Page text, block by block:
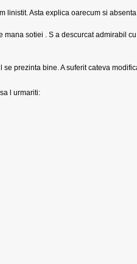
linistit. Asta explica oarecum si
mana sotiei . S a descurcat admirabil cu
prezinta bine. A suferit cateva
l urmariti: